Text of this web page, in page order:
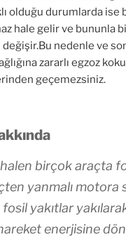
olduğu durumlarda ise
hale gelir ve bununla
değişir.Bu nedenle ve
zararlı egzoz
geçemezsiniz.
birçok araçta
yanmalı motora
yakıtlar
enerjisine